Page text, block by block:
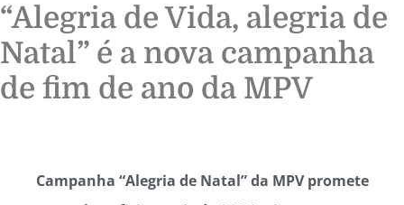
“Alegria de Vida, alegria de
Natal” é a nova campanha
de fim de ano da MPV
Campanha “Alegria de Natal” da MPV promete